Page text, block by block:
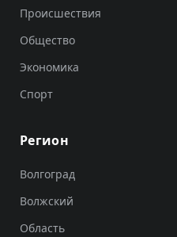
Происшествия
Общество
Экономика
Спорт
Регион
Волгоград
Волжский
Область